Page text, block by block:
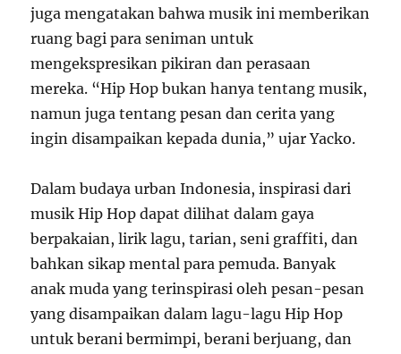
juga mengatakan bahwa musik ini memberikan
ruang bagi para seniman untuk
mengekspresikan pikiran dan perasaan
mereka. “Hip Hop bukan hanya tentang musik,
namun juga tentang pesan dan cerita yang
ingin disampaikan kepada dunia,” ujar Yacko.
Dalam budaya urban Indonesia, inspirasi dari
musik Hip Hop dapat dilihat dalam gaya
berpakaian, lirik lagu, tarian, seni graffiti, dan
bahkan sikap mental para pemuda. Banyak
anak muda yang terinspirasi oleh pesan-pesan
yang disampaikan dalam lagu-lagu Hip Hop
untuk berani bermimpi, berani berjuang, dan